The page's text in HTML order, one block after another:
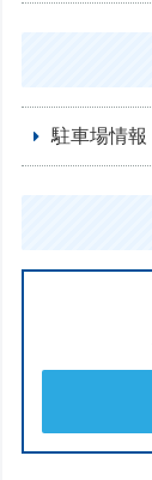
駐車場情報